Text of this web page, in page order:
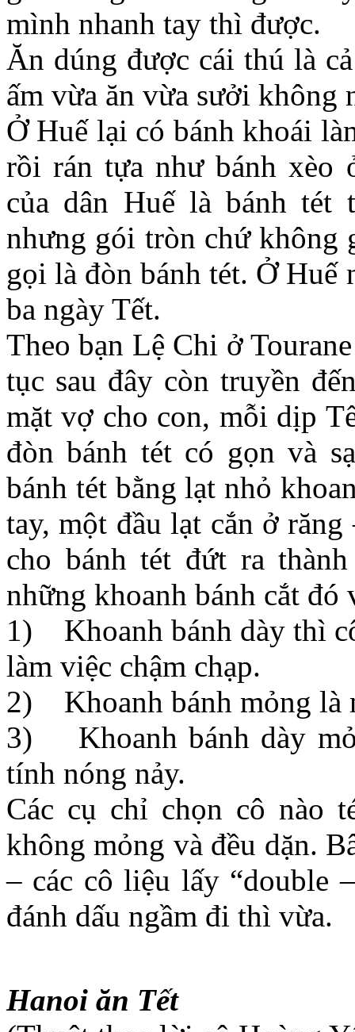
mình nhanh tay thì được.
Ăn dúng được cái thú là
ấm vừa ăn vừa sưởi không
Ở Huế lại có bánh khoái
rồi rán tựa như bánh xèo
của dân Huế là bánh tét
nhưng gói tròn chứ không
gọi là đòn bánh tét. Ở Huế
ba ngày Tết.
Theo bạn Lệ Chi ở
tục sau đây còn truyền
mặt vợ cho con, mỗi dịp
đòn bánh tét có gọn và
bánh tét bằng lạt nhỏ
tay, một đầu lạt cắn ở
cho bánh tét đứt ra
những khoanh bánh cắt đó
1) Khoanh bánh dày thì
làm việc chậm chạp.
2) Khoanh bánh mỏng là
3) Khoanh bánh dày
tính nóng nảy.
Các cụ chỉ chọn cô nào
không mỏng và đều dặn.
– các cô liệu lấy “double
đánh dấu ngầm đi thì vừa.
Hanoi ăn Tết